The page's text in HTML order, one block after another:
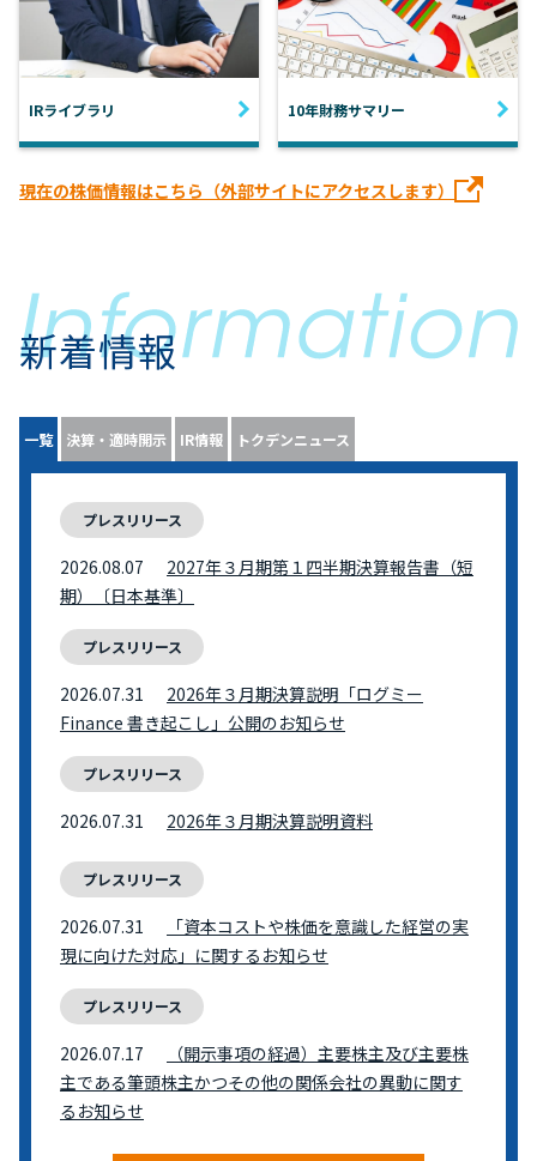
IRライブラリ 10年財務サマリー
現在の株価情報はこちら（外部サイトにアクセスします）
新着情報
一覧 決算・適時開示 IR情報 トクデンニュース
プレスリリース
2026.08.07
2027年３月期第１四半期決算報告書（短
期）〔日本基準〕
プレスリリース
2026.07.31
2026年３月期決算説明「ログミー
Finance 書き起こし」公開のお知らせ
プレスリリース
2026.07.31 2026年３月期決算説明資料
プレスリリース
2026.07.31
「資本コストや株価を意識した経営の実
現に向けた対応」に関するお知らせ
プレスリリース
2026.07.17
（開示事項の経過）主要株主及び主要株
主である筆頭株主かつその他の関係会社の異動に関す
るお知らせ